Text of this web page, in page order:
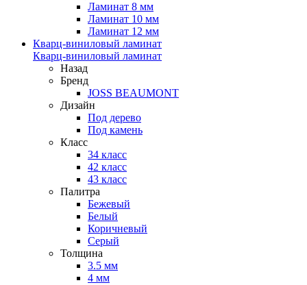
Ламинат 8 мм
Ламинат 10 мм
Ламинат 12 мм
Кварц-виниловый ламинат
Кварц-виниловый ламинат
Назад
Бренд
JOSS BEAUMONT
Дизайн
Под дерево
Под камень
Класс
34 класс
42 класс
43 класс
Палитра
Бежевый
Белый
Коричневый
Серый
Толщина
3.5 мм
4 мм